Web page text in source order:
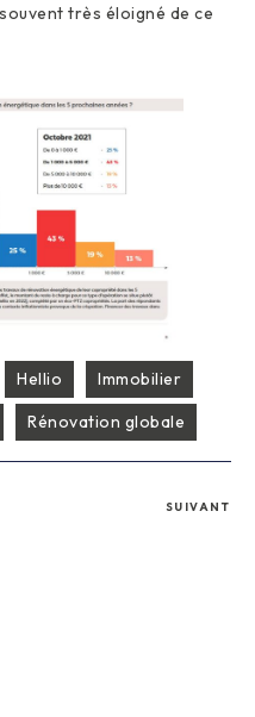
très éloigné de ce
Hellio
Immobilier
Rénovation globale
SUIVANT